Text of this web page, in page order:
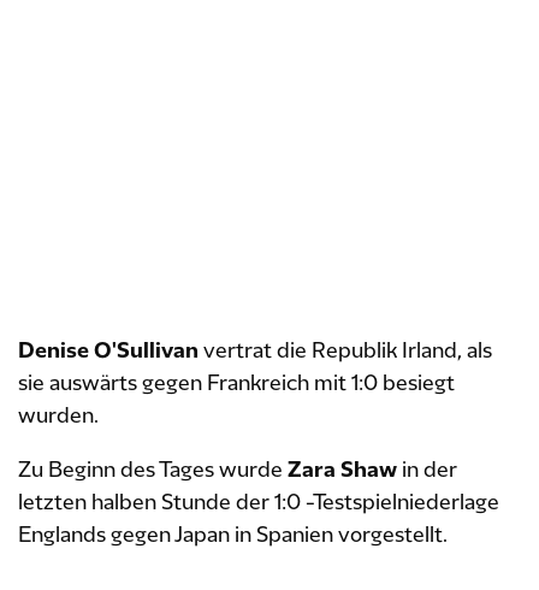
Denise O'Sullivan vertrat die Republik Irland, als
sie auswärts gegen Frankreich mit 1:0 besiegt
wurden.
Zu Beginn des Tages wurde Zara Shaw in der
letzten halben Stunde der 1:0 -Testspielniederlage
Englands gegen Japan in Spanien vorgestellt.